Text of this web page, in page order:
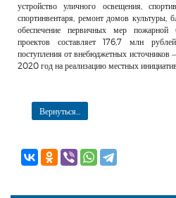
устройство уличного освещения,
спортинвентаря, ремонт домов культуры,
обеспечение первичных мер пожарной
проектов составляет 176,7 млн
поступления от внебюджетных источников
2020 год на реализацию местных
Вернуться...